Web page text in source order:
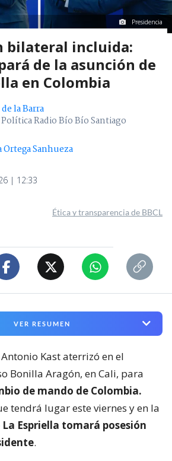
Presidencia
bilateral incluida:
de la asunción de
en Colombia
la Barra
Radio Bío Bío Santiago
Sanhueza
| 12:33
Ética y transparencia de BBCL
VER RESUMEN
Kast aterrizó en el
Bonilla Aragón, en Cali, para
de mando de Colombia.
tendrá lugar este viernes y en la
Espriella tomará posesión
.